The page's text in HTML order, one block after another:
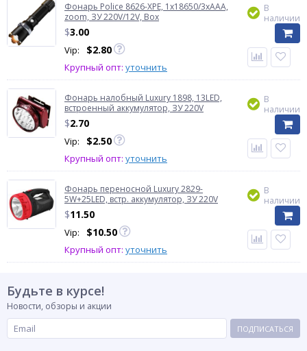
Фонарь Police 8626-XPE, 1х18650/3xAAA,
zoom, ЗУ 220V/12V, Box
$3.00
Vip: $2.80
Крупный опт: уточнить
В
наличии
Фонарь налобный Luxury 1898, 13LED,
встроенный аккумулятор, ЗУ 220V
$2.70
Vip: $2.50
Крупный опт: уточнить
В
наличии
Фонарь переносной Luxury 2829-
5W+25LED, встр. аккумулятор, ЗУ 220V
$11.50
Vip: $10.50
Крупный опт: уточнить
В
наличии
Будьте в курсе!
Новости, обзоры и акции
ПОДПИСАТЬСЯ